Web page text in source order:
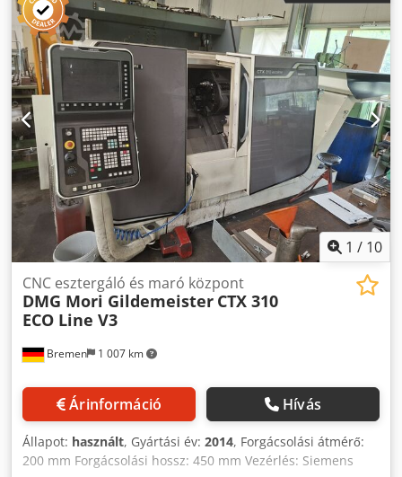
1 / 10
Bremen 1 007 km
CNC esztergáló és maró központ
DMG Mori Gildemeister CTX 310
ECO Line V3
Árinformáció Hívás
Állapot: használt, Gyártási év: 2014, Forgácsolási átmérő:
200 mm Forgácsolási hossz: 450 mm Vezérlés: Siemens